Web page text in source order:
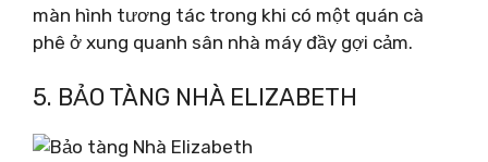
màn hình tương tác trong khi có một quán cà
phê ở xung quanh sân nhà máy đầy gợi cảm.
5. BẢO TÀNG NHÀ ELIZABETH